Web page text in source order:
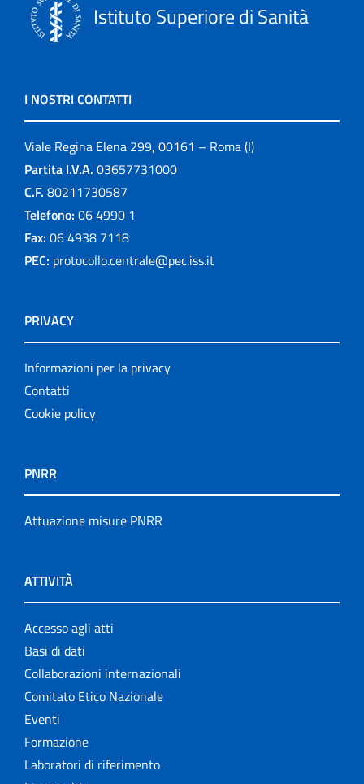
Istituto Superiore di Sanità
I NOSTRI CONTATTI
Viale Regina Elena 299, 00161 – Roma (I)
Partita I.V.A. 03657731000
C.F. 80211730587
Telefono: 06 4990 1
Fax: 06 4938 7118
PEC: protocollo.centrale@pec.iss.it
PRIVACY
Informazioni per la privacy
Contatti
Cookie policy
PNRR
Attuazione misure PNRR
ATTIVITÀ
Accesso agli atti
Basi di dati
Collaborazioni internazionali
Comitato Etico Nazionale
Eventi
Formazione
Laboratori di riferimento